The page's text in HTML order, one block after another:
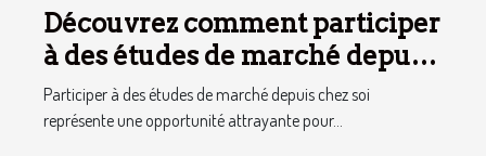
Découvrez comment participer
à des études de marché depuis
chez vous
Participer à des études de marché depuis chez soi
représente une opportunité attrayante pour...